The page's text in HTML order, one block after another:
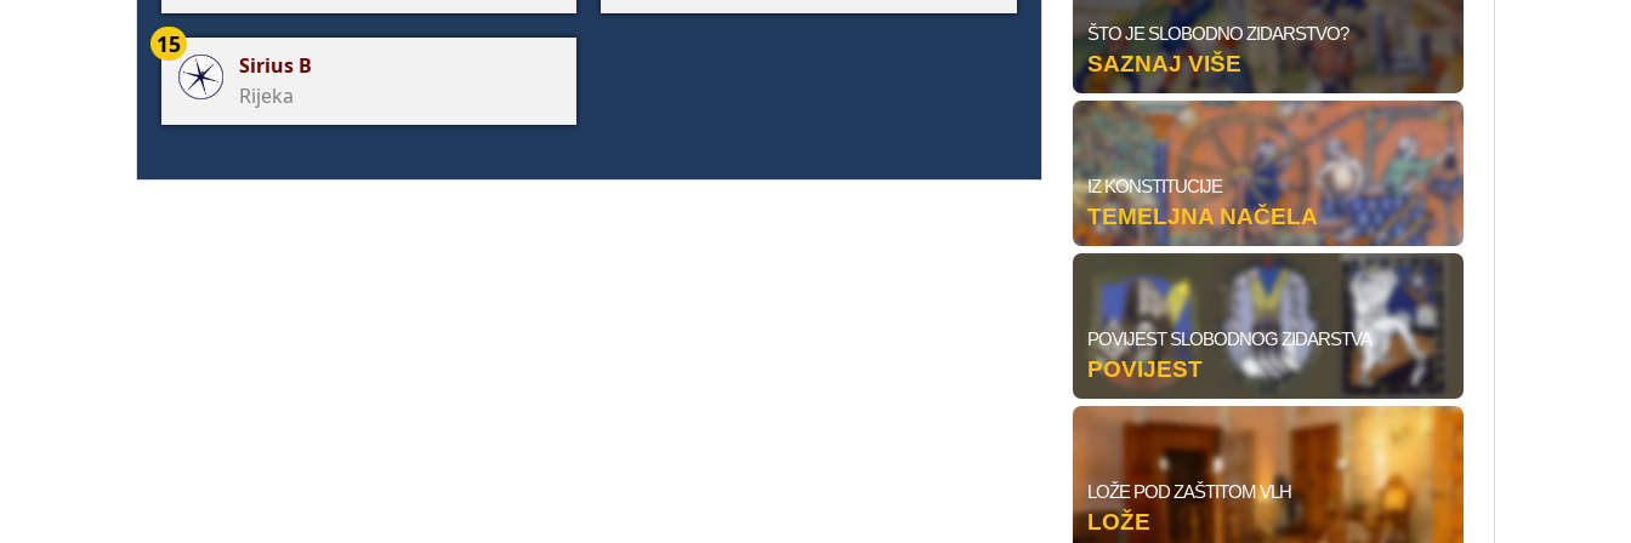
15
Sirius B
Rijeka
ŠTO JE SLOBODNO ZIDARSTVO?
SAZNAJ VIŠE
IZ KONSTITUCIJE
TEMELJNA NAČELA
POVIJEST SLOBODNOG ZIDARSTVA
POVIJEST
LOŽE POD ZAŠTITOM VLH
LOŽE